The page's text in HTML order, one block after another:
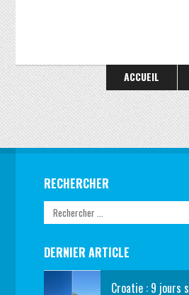
ACCUEIL
RECHERCHER
DERNIER ARTICLE
Croatie : 9 jours